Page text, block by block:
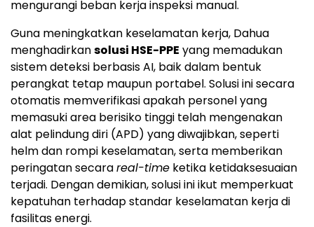
mengurangi beban kerja inspeksi manual.
Guna meningkatkan keselamatan kerja, Dahua
menghadirkansolusi HSE-PPE yang memadukan
sistem deteksi berbasis AI, baik dalam bentuk
perangkat tetap maupun portabel. Solusi ini secara
otomatis memverifikasi apakah personel yang
memasuki area berisiko tinggi telah mengenakan
alat pelindung diri (APD) yang diwajibkan, seperti
helm dan rompi keselamatan, serta memberikan
peringatan secarareal-time ketika ketidaksesuaian
terjadi. Dengan demikian, solusi ini ikut memperkuat
kepatuhan terhadap standar keselamatan kerja di
fasilitas energi.